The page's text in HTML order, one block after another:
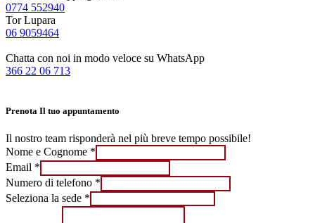
0774 552940
Tor Lupara
06 9059464
Chatta con noi in modo veloce su WhatsApp
366 22 06 713
Prenota Il tuo appuntamento
Il nostro team risponderà nel più breve tempo possibile!
Nome e Cognome *
Email *
Numero di telefono *
Seleziona la sede *